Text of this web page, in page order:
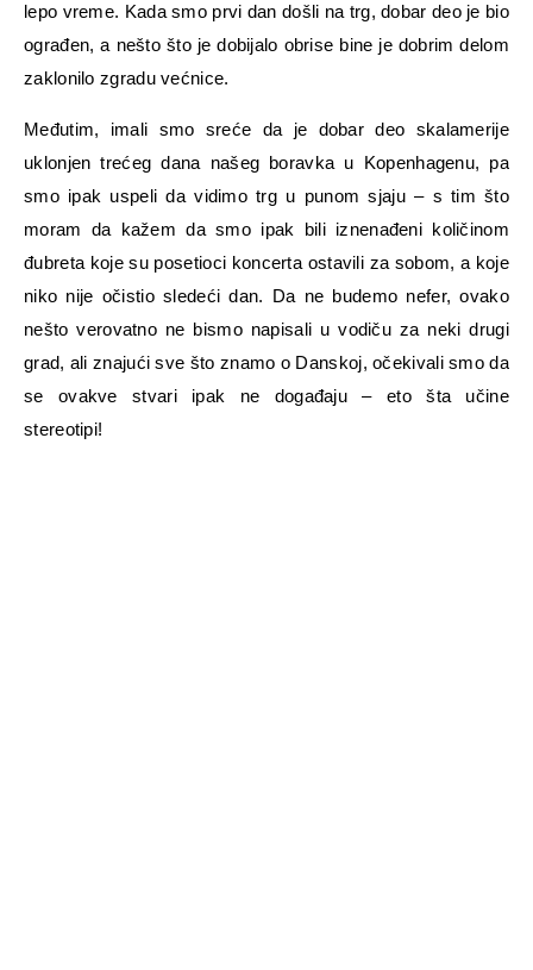
lepo vreme. Kada smo prvi dan došli na trg, dobar deo je bio
ograđen, a nešto što je dobijalo obrise bine je dobrim delom
zaklonilo zgradu većnice.
Međutim, imali smo sreće da je dobar deo skalamerije
uklonjen trećeg dana našeg boravka u Kopenhagenu, pa
smo ipak uspeli da vidimo trg u punom sjaju – s tim što
moram da kažem da smo ipak bili iznenađeni količinom
đubreta koje su posetioci koncerta ostavili za sobom, a koje
niko nije očistio sledeći dan. Da ne budemo nefer, ovako
nešto verovatno ne bismo napisali u vodiču za neki drugi
grad, ali znajući sve što znamo o Danskoj, očekivali smo da
se ovakve stvari ipak ne događaju – eto šta učine
stereotipi!